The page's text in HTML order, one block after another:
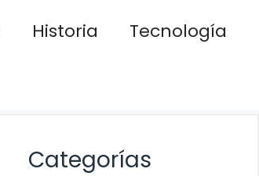
Historia
Tecnología
Categorías